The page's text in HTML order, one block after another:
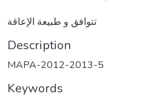
ﺗﺘﻮاﻓﻖ و ﻃﺒﻴﻌﺔ اﻹﻋﺎﻗﺔ
Description
MAPA-2012-2013-5
Keywords